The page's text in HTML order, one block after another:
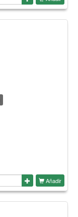
Añadir